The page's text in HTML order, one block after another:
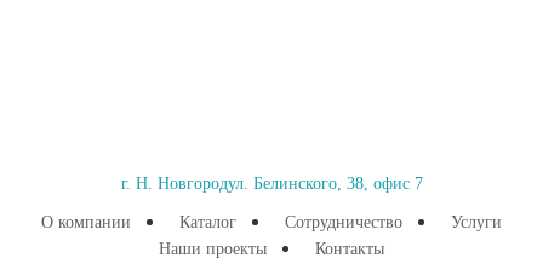
г. Н. Новгородул. Белинского, 38, офис 7
О компании Каталог Сотрудничество
Услуги
Наши проекты
Контакты